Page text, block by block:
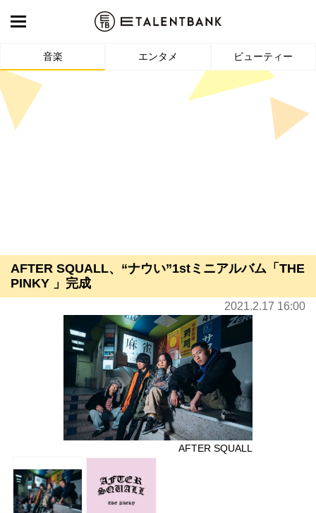
音楽 エンタメ ビューティー
AFTER SQUALL、“ナウい”1stミニアルバム「THE
PINKY 」完成
2021.2.17 16:00
AFTER SQUALL